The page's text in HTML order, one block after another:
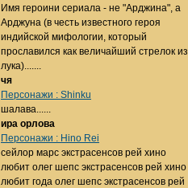
Имя героини сериала - не "Арджина", а
Арджуна (в честь известного героя
индийской мифологии, который
прославился как величайший стрелок из
лука).......
чя
Персонажи : Shinku
шалава......
ира орлова
Персонажи : Hino Rei
сейлор марс экстрасенсов рей хино
любит олег шепс экстрасенсов рей хино
любит года олег шепс экстрасенсов рей